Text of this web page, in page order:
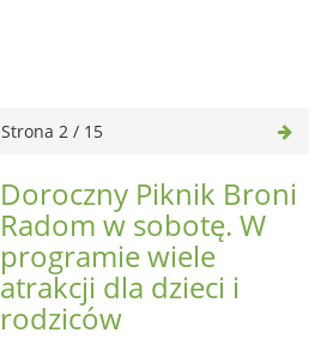
Strona 2 / 15
Doroczny Piknik Broni
Radom w sobotę. W
programie wiele
atrakcji dla dzieci i
rodziców